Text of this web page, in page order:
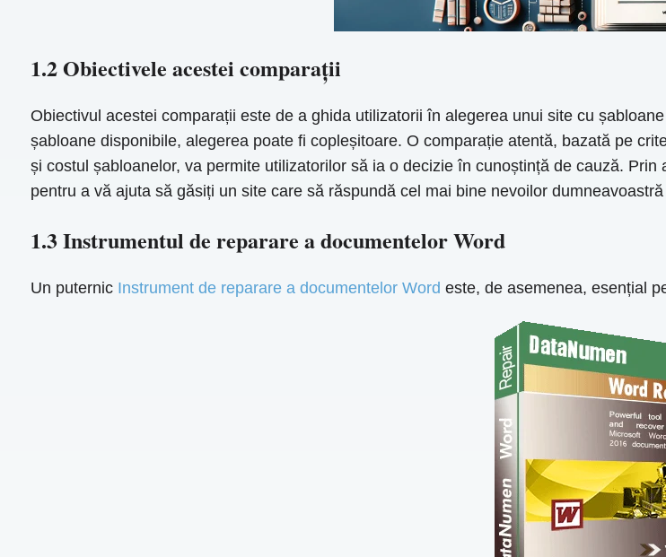
1.2 Obiectivele acestei comparații
Obiectivul acestei comparații este de a ghida utilizatorii în alegerea unui site cu
șabloane disponibile, alegerea poate fi copleșitoare. O comparație atentă, bazată pe
și costul șabloanelor, va permite utilizatorilor să ia o decizie în cunoștință de cauză.
pentru a vă ajuta să găsiți un site care să răspundă cel mai bine nevoilor
1.3 Instrumentul de reparare a documentelor Word
Un puternic Instrument de reparare a documentelor Word este, de asemenea, esențial